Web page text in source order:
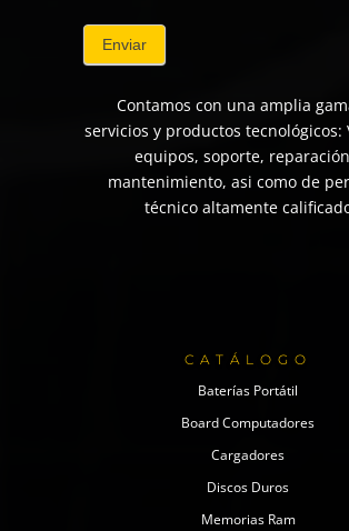
Enviar
Contamos con una amplia
servicios y productos tecnológicos:
equipos, soporte,
mantenimiento, asi como de
técnico altamente
CATÁLOGO
Baterías Portátil
Board Computadores
Cargadores
Discos Duros
Memorias Ram